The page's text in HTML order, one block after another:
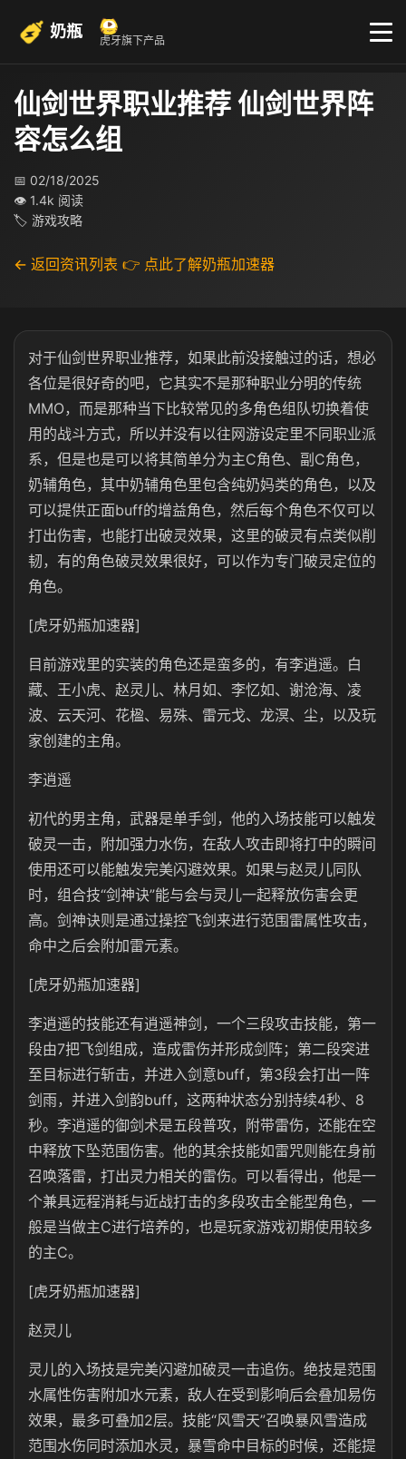
奶瓶 虎牙旗下产品
仙剑世界职业推荐 仙剑世界阵
容怎么组
📅 02/18/2025
👁 1.4k 阅读
🏷 游戏攻略
← 返回资讯列表 👉 点此了解奶瓶加速器
对于仙剑世界职业推荐，如果此前没接触过的话，想必
各位是很好奇的吧，它其实不是那种职业分明的传统
MMO，而是那种当下比较常见的多角色组队切换着使
用的战斗方式，所以并没有以往网游设定里不同职业派
系，但是也是可以将其简单分为主C角色、副C角色，
奶辅角色，其中奶辅角色里包含纯奶妈类的角色，以及
可以提供正面buff的增益角色，然后每个角色不仅可以
打出伤害，也能打出破灵效果，这里的破灵有点类似削
韧，有的角色破灵效果很好，可以作为专门破灵定位的
角色。
[虎牙奶瓶加速器]
目前游戏里的实装的角色还是蛮多的，有李逍遥。白
藏、王小虎、赵灵儿、林月如、李忆如、谢沧海、凌
波、云天河、花楹、易殊、雷元戈、龙溟、尘，以及玩
家创建的主角。
李逍遥
初代的男主角，武器是单手剑，他的入场技能可以触发
破灵一击，附加强力水伤，在敌人攻击即将打中的瞬间
使用还可以能触发完美闪避效果。如果与赵灵儿同队
时，组合技“剑神诀”能与会与灵儿一起释放伤害会更
高。剑神诀则是通过操控飞剑来进行范围雷属性攻击，
命中之后会附加雷元素。
[虎牙奶瓶加速器]
李逍遥的技能还有逍遥神剑，一个三段攻击技能，第一
段由7把飞剑组成，造成雷伤并形成剑阵；第二段突进
至目标进行斩击，并进入剑意buff，第3段会打出一阵
剑雨，并进入剑韵buff，这两种状态分别持续4秒、8
秒。李逍遥的御剑术是五段普攻，附带雷伤，还能在空
中释放下坠范围伤害。他的其余技能如雷咒则能在身前
召唤落雷，打出灵力相关的雷伤。可以看得出，他是一
个兼具远程消耗与近战打击的多段攻击全能型角色，一
般是当做主C进行培养的，也是玩家游戏初期使用较多
的主C。
[虎牙奶瓶加速器]
赵灵儿
灵儿的入场技是完美闪避加破灵一击追伤。绝技是范围
水属性伤害附加水元素，敌人在受到影响后会叠加易伤
效果，最多可叠加2层。技能“风雪天”召唤暴风雪造成
范围水伤同时添加水灵，暴雪命中目标的时候，还能提